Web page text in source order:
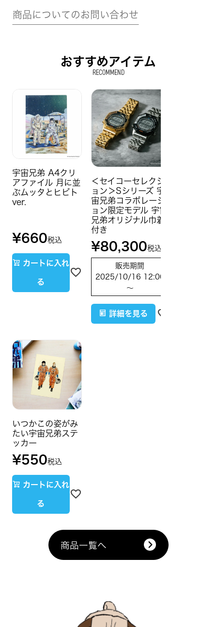
商品についてのお問い合わせ
おすすめアイテム
RECOMMEND
宇宙兄弟 A4クリ
アファイル 月に並
ぶムッタとヒビト
ver.
¥660税込
カートに入れ
る
＜セイコーセレクシ
ョン＞Sシリーズ 宇
宙兄弟コラボレーシ
ョン限定モデル 宇宙
兄弟オリジナル巾着
付き
¥80,300税込
販売期間
2025/10/16 12:00
〜
詳細を見る
いつかこの姿がみ
たい宇宙兄弟ステ
ッカー
¥550税込
カートに入れ
る
商品一覧へ